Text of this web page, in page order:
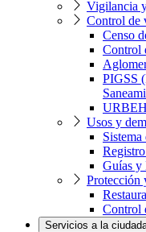
Vigilancia
Control de
Censo
Control
PIGSS
Usos y
Guías y
Protección
Control
Servicios a la